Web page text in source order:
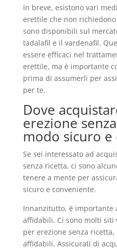
In breve, esistono vari
erettile che non
sono disponibili sul
tadalafil e il vardenafil.
essere efficaci nel
erettile, ma è importante
prima di assumerli per
per te.
Dove
erezione
modo sicuro
Se sei interessato ad
senza ricetta, ci sono
tenere a mente per
sicuro e conveniente.
Innanzitutto, è importante
affidabili. Ci sono molti siti
per erezione senza
affidabili. Assicurati di